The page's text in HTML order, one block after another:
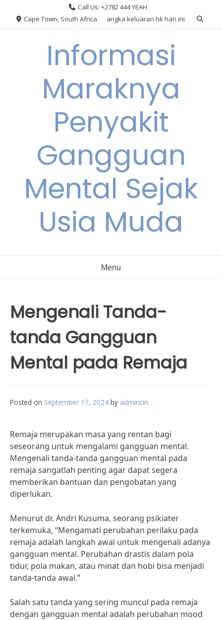
Call Us: +2782 444 YEAH
Cape Town, South Africa
angka keluaran hk hari ini
Informasi
Maraknya
Penyakit
Gangguan
Mental Sejak
Usia Muda
Menu
Mengenali Tanda-
tanda Gangguan
Mental pada Remaja
Posted on September 17, 2024 by admincin
Remaja merupakan masa yang rentan bagi
seseorang untuk mengalami gangguan mental.
Mengenali tanda-tanda gangguan mental pada
remaja sangatlah penting agar dapat segera
memberikan bantuan dan pengobatan yang
diperlukan.
Menurut dr. Andri Kusuma, seorang psikiater
terkemuka, “Mengamati perubahan perilaku pada
remaja adalah langkah awal untuk mengenali adanya
gangguan mental. Perubahan drastis dalam pola
tidur, pola makan, atau minat dan hobi bisa menjadi
tanda-tanda awal.”
Salah satu tanda yang sering muncul pada remaja
dengan gangguan mental adalah perubahan mood